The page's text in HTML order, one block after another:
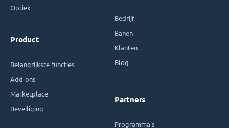
Optiek
Product
Belangrijkste functies
Add-ons
Marketplace
Beveiliging
Bedrijf
Banen
Klanten
Blog
Partners
Programma's